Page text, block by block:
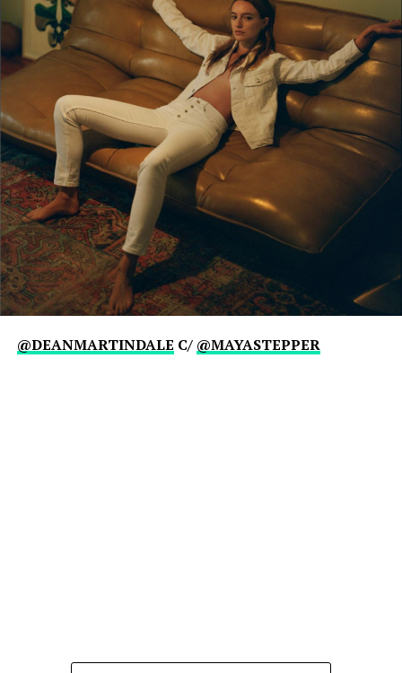
@DEANMARTINDALE C/ @MAYASTEPPER